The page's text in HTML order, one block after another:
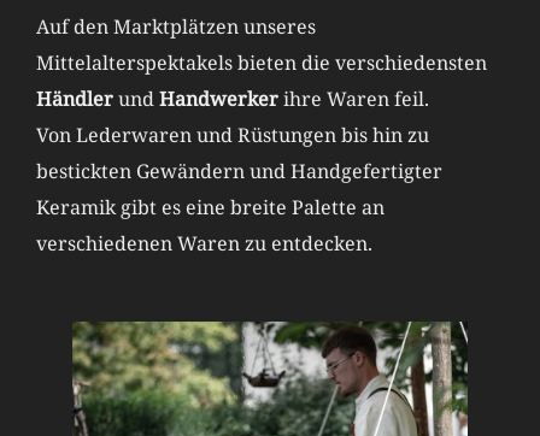
Auf den Marktplätzen unseres
Mittelalterspektakels bieten die verschiedensten
HändlerundHandwerkerihre Waren feil.
Von Lederwaren und Rüstungen bis hin zu
bestickten Gewändern und Handgefertigter
Keramik gibt es eine breite Palette an
verschiedenen Waren zu entdecken.